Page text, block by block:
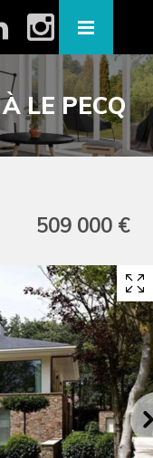
LE PECQ
509 000 €